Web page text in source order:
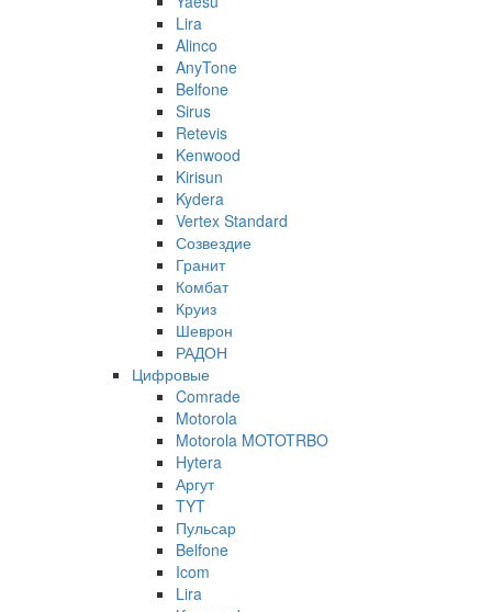
Lira
Alinco
AnyTone
Belfone
Sirus
Retevis
Kenwood
Kirisun
Kydera
Vertex Standard
Созвездие
Гранит
Комбат
Круиз
Шеврон
РАДОН
Цифровые
Comrade
Motorola
Motorola MOTOTRBO
Hytera
Аргут
TYT
Пульсар
Belfone
Icom
Lira